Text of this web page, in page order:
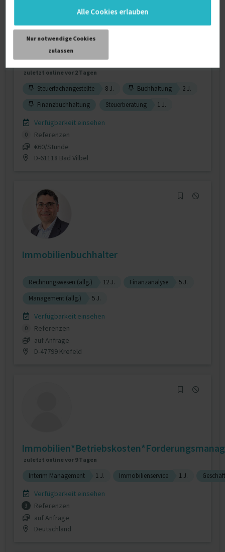
Alle Cookies erlauben
Nur notwendige Cookies
zulassen
Steuerfachangestellte, Buchhalterin
zuletzt online vor 2 Tagen
Steuerfachangestellte 8 J. Buchhaltung
2 J.
Finanzbuchhaltung
Steuerberatung 1 J.
Verfügbarkeit einsehen
0
Referenzen
€60/Stunde
D-61118 Bad Vilbel
Immobilienbuchhalter
Rechnungswesen (allg.) 12 J. Finanzanalyse
5 J.
Management (allg.)
5 J.
Verfügbarkeit einsehen
0
Referenzen
auf Anfrage
D-47799 Krefeld
zuletzt online vor 9 Tagen
Interim Management 1 J. Immobilienservice 1 J.
Verfügbarkeit einsehen
3
Referenzen
auf Anfrage
Deutschland